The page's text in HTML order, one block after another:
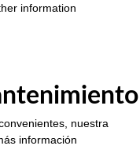
information
nuestra
información